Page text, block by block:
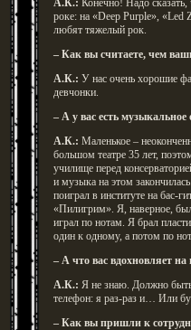
А.К.: Конечно! Надо
роке: на «Deep Purple»,
любят тяжелый рок.
– Как вы считаете, чем
А.К.: У нас очень хорошие
девчонки.
– А у вас есть музыкальное
А.К.: Маленькое –
большом театре 35 лет,
училище перед
и музыка на этом
поиграл в институте на бас-
«Пилигрим». Я, наверное,
играл по нотам. Я брал
один к одному, а потом по
– А что вас вдохновляет
А.К.: Я не знаю. Должно быть
телефон: я раз-раз и… Или
– Как вы пришли к